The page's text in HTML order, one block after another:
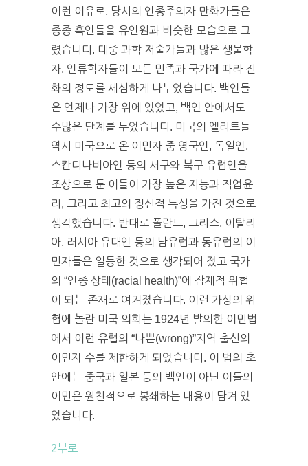
이런 이유로, 당시의 인종주의자 만화가들은
종종 흑인들을 유인원과 비슷한 모습으로 그
렸습니다. 대중 과학 저술가들과 많은 생물학
자, 인류학자들이 모든 민족과 국가에 따라 진
화의 정도를 세심하게 나누었습니다. 백인들
은 언제나 가장 위에 있었고, 백인 안에서도
수많은 단계를 두었습니다. 미국의 엘리트들
역시 미국으로 온 이민자 중 영국인, 독일인,
스칸디나비아인 등의 서구와 북구 유럽인을
조상으로 둔 이들이 가장 높은 지능과 직업윤
리, 그리고 최고의 정신적 특성을 가진 것으로
생각했습니다. 반대로 폴란드, 그리스, 이탈리
아, 러시아 유대인 등의 남유럽과 동유럽의 이
민자들은 열등한 것으로 생각되어 졌고 국가
의 “인종 상태(racial health)”에 잠재적 위협
이 되는 존재로 여겨졌습니다. 이런 가상의 위
협에 놀란 미국 의회는 1924년 발의한 이민법
에서 이런 유럽의 “나쁜(wrong)”지역 출신의
이민자 수를 제한하게 되었습니다. 이 법의 초
안에는 중국과 일본 등의 백인이 아닌 이들의
이민은 원천적으로 봉쇄하는 내용이 담겨 있
었습니다.
2부로